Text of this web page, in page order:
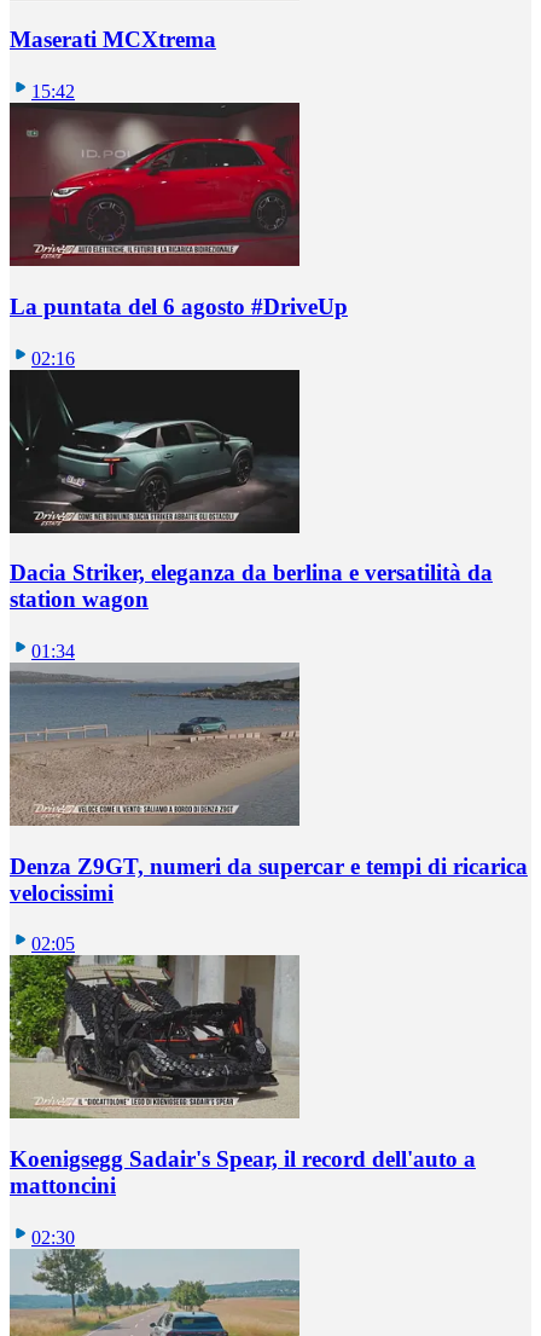
Maserati MCXtrema
15:42
La puntata del 6 agosto #DriveUp
02:16
Dacia Striker, eleganza da berlina e versatilità da
station wagon
01:34
Denza Z9GT, numeri da supercar e tempi di ricarica
velocissimi
02:05
Koenigsegg Sadair's Spear, il record dell'auto a
mattoncini
02:30